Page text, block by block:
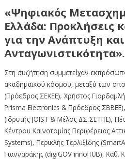
«Ψηφιακός
Ελλάδα: Προκλήσεις
για την Ανάπτυξη
Ανταγωνιστικότητα».
Στη συζήτηση συμμετείχαν
ακαδημαϊκού κόσμου, μεταξύ των
(Πρόεδρος ΣΕΚΕΕ), Χρήστος
Prisma Electronics & Πρόεδρος
(Ιδρυτής JOIST & Μέλος ΔΣ ΣΕΤΠΕ),
Κέντρου Καινοτομίας Περιφέρειας
Systems), Περικλής Τερλιξίδης
Γιανναράκης (digiGOV innoHUB),